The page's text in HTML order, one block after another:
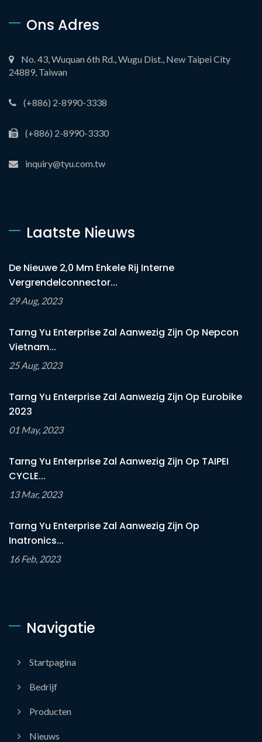
Ons Adres
No. 43, Wuquan 6th Rd., Wugu Dist., New Taipei City
24889, Taiwan
(+886) 2-8990-3338
(+886) 2-8990-3330
inquiry@tyu.com.tw
Laatste Nieuws
De Nieuwe 2,0 Mm Enkele Rij Interne
Vergrendelconnector...
29 Aug, 2023
Tarng Yu Enterprise Zal Aanwezig Zijn Op Nepcon
Vietnam...
25 Aug, 2023
Tarng Yu Enterprise Zal Aanwezig Zijn Op Eurobike
2023
01 May, 2023
Tarng Yu Enterprise Zal Aanwezig Zijn Op TAIPEI
CYCLE...
13 Mar, 2023
Tarng Yu Enterprise Zal Aanwezig Zijn Op
Inatronics...
16 Feb, 2023
Navigatie
Startpagina
Bedrijf
Producten
Nieuws